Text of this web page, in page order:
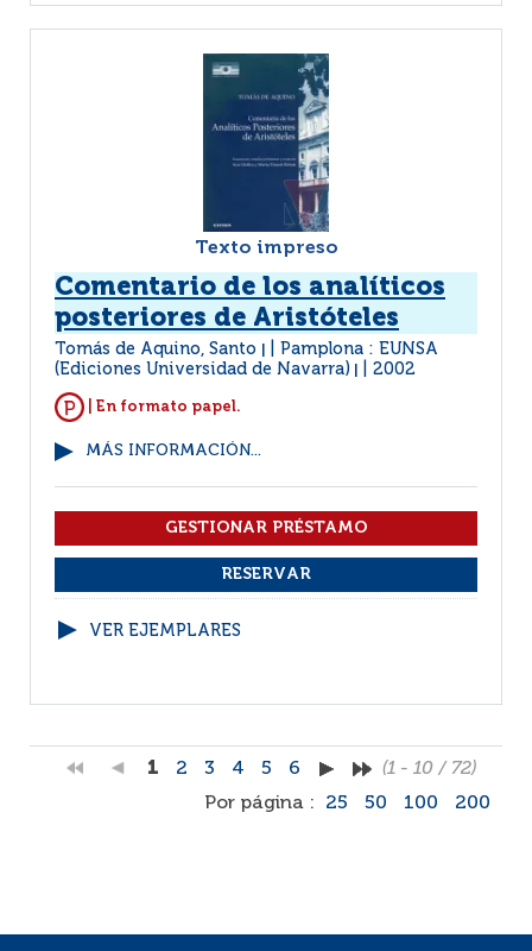
Texto impreso
Comentario de los analíticos
posteriores de Aristóteles
Tomás de Aquino, Santo
Pamplona : EUNSA
(Ediciones Universidad de Navarra)
2002
| En formato papel.
MÁS INFORMACIÓN...
VER EJEMPLARES
1 2 3 4 5 6
(1 - 10 / 72)
Por página :
25 50 100 200